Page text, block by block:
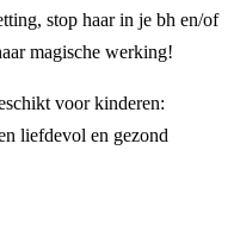
stop haar in je bh en/of
magische werking!
voor kinderen:
liefdevol en gezond